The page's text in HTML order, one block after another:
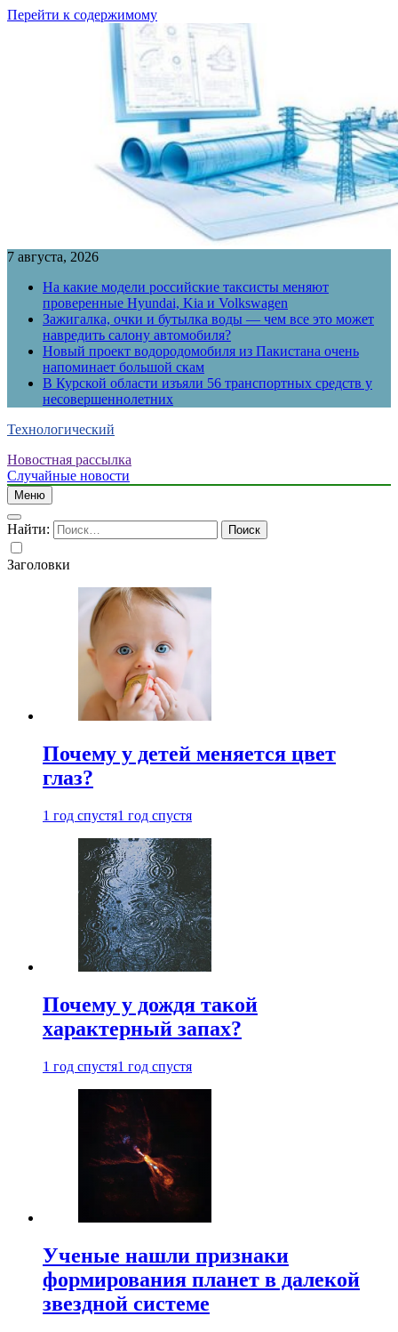
Перейти к содержимому
7 августа, 2026
На какие модели российские таксисты меняют
проверенные Hyundai, Kia и Volkswagen
Зажигалка, очки и бутылка воды — чем все это может
навредить салону автомобиля?
Новый проект водородомобиля из Пакистана очень
напоминает большой скам
В Курской области изъяли 56 транспортных средств у
несовершеннолетних
Технологический
Новостная рассылка
Случайные новости
Меню
Найти:
Заголовки
Почему у детей меняется цвет
глаз?
1 год спустя1 год спустя
Почему у дождя такой
характерный запах?
1 год спустя1 год спустя
Ученые нашли признаки
формирования планет в далекой
звездной системе